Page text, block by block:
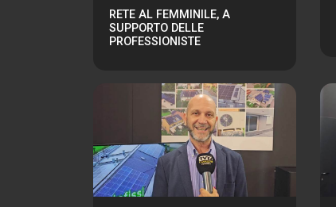
RETE AL FEMMINILE, A
SUPPORTO DELLE
PROFESSIONISTE